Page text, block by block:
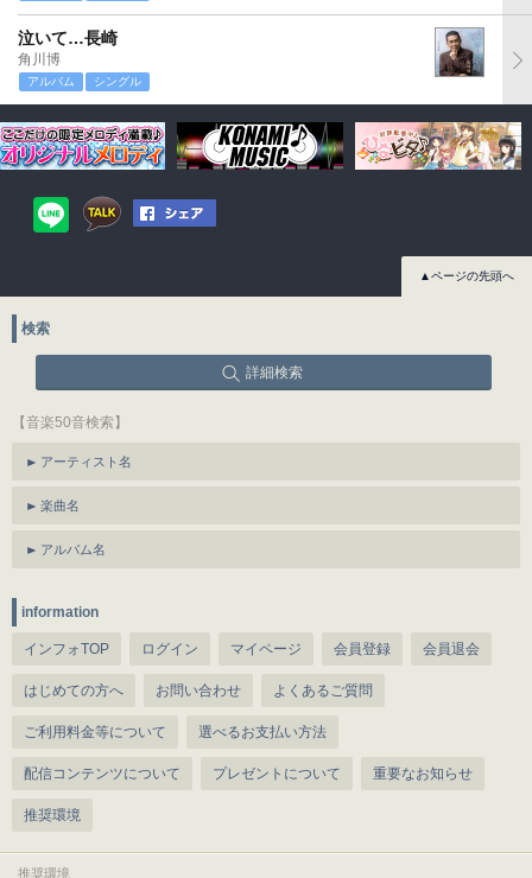
泣いて…長崎
角川博
アルバム シングル
▲ページの先頭へ
検索
詳細検索
【音楽50音検索】
アーティスト名
楽曲名
アルバム名
information
インフォTOP ログイン マイページ 会員登録 会員退会
はじめての方へ お問い合わせ よくあるご質問
ご利用料金等について 選べるお支払い方法
配信コンテンツについて プレゼントについて 重要なお知らせ
推奨環境
推奨環境